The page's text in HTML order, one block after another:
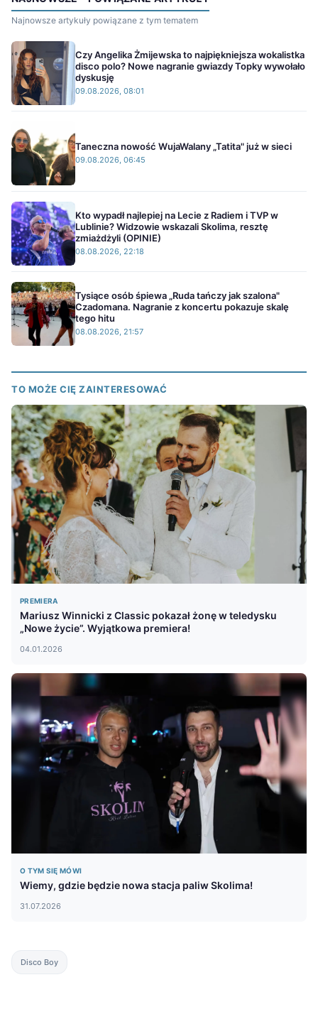
Najnowsze artykuły powiązane z tym tematem
Czy Angelika Żmijewska to najpiękniejsza wokalistka
disco polo? Nowe nagranie gwiazdy Topky wywołało
dyskusję
09.08.2026, 08:01
Taneczna nowość WujaWalany „Tatita" już w sieci
09.08.2026, 06:45
Kto wypadł najlepiej na Lecie z Radiem i TVP w
Lublinie? Widzowie wskazali Skolima, resztę
zmiażdżyli (OPINIE)
08.08.2026, 22:18
Tysiące osób śpiewa „Ruda tańczy jak szalona"
Czadomana. Nagranie z koncertu pokazuje skalę
tego hitu
08.08.2026, 21:57
TO MOŻE CIĘ ZAINTERESOWAĆ
PREMIERA
Mariusz Winnicki z Classic pokazał żonę w teledysku
„Nowe życie”. Wyjątkowa premiera!
04.01.2026
O TYM SIĘ MÓWI
Wiemy, gdzie będzie nowa stacja paliw Skolima!
31.07.2026
Disco Boy